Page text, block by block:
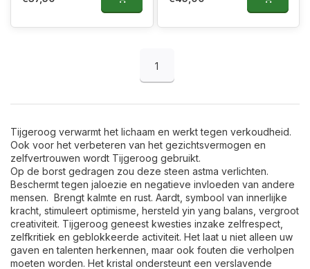
1
Tijgeroog verwarmt het lichaam en werkt tegen verkoudheid.
Ook voor het verbeteren van het gezichtsvermogen en
zelfvertrouwen wordt Tijgeroog gebruikt.
Op de borst gedragen zou deze steen astma verlichten.
Beschermt tegen jaloezie en negatieve invloeden van andere
mensen. Brengt kalmte en rust. Aardt, symbool van innerlijke
kracht, stimuleert optimisme, hersteld yin yang balans, vergroot
creativiteit. Tijgeroog geneest kwesties inzake zelfrespect,
zelfkritiek en geblokkeerde activiteit. Het laat u niet alleen uw
gaven en talenten herkennen, maar ook fouten die verholpen
moeten worden. Het kristal ondersteunt een verslavende